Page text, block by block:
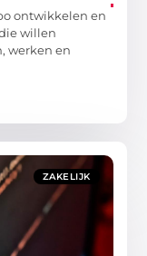
ontwikkelen en
willen
werken en
ZAKELIJK